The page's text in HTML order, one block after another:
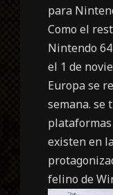
para
Como el
Nintendo
el 1 de
Europa se
semana. se
plataformas
existen en
felino de